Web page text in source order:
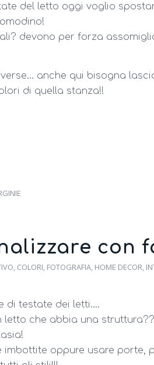
del letto oggi voglio
devono per forza
anche qui bisogna
di quella stanza!!
con
, COLORI, FOTOGRAFIA, HOME DECOR,
di testate dei letti….
letto che abbia una
oppure usare porte,